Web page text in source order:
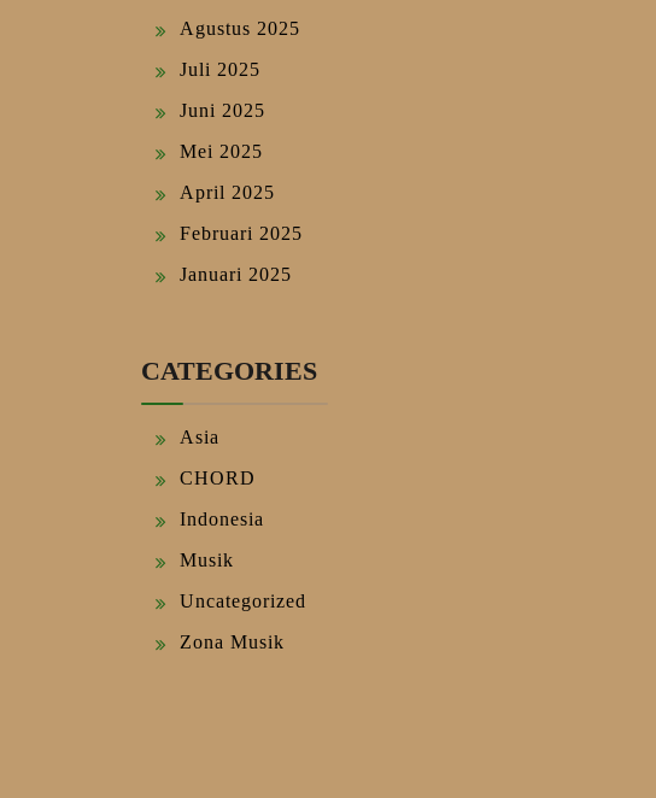
Agustus 2025
Juli 2025
Juni 2025
Mei 2025
April 2025
Februari 2025
Januari 2025
CATEGORIES
Asia
CHORD
Indonesia
Musik
Uncategorized
Zona Musik